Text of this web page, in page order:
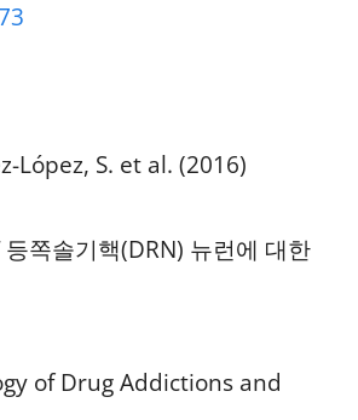
López, S. et al. (2016)
쪽솔기핵(DRN) 뉴런에 대한
of Drug Addictions and